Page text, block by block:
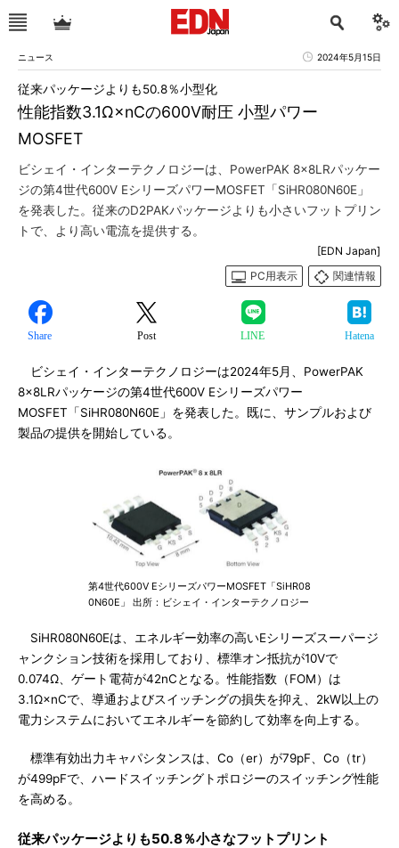
ニュース 2024年5月15日
性能指数3.1Ω×nCの600V耐圧 小型パワー
MOSFET
従来パッケージよりも50.8％小型化
ビシェイ・インターテクノロジーは、PowerPAK 8×8LRパッケー
ジの第4世代600V EシリーズパワーMOSFET「SiHR080N60E」
を発表した。従来のD2PAKパッケージよりも小さいフットプリン
トで、より高い電流を提供する。
[EDN Japan]
PC用表示
関連情報
Share Post LINE Hatena
ビシェイ・インターテクノロジーは2024年5月、PowerPAK
8×8LRパッケージの第4世代600V Eシリーズパワー
MOSFET「SiHR080N60E」を発表した。既に、サンプルおよび
製品の提供を開始している。
第4世代600V EシリーズパワーMOSFET「SiHR08
0N60E」 出所：ビシェイ・インターテクノロジー
SiHR080N60Eは、エネルギー効率の高いEシリーズスーパージ
ャンクション技術を採用しており、標準オン抵抗が10Vで
0.074Ω、ゲート電荷が42nCとなる。性能指数（FOM）は
3.1Ω×nCで、導通およびスイッチングの損失を抑え、2kW以上の
電力システムにおいてエネルギーを節約して効率を向上する。
標準有効出力キャパシタンスは、Co（er）が79pF、Co（tr）
が499pFで、ハードスイッチングトポロジーのスイッチング性能
を高める。
従来パッケージよりも50.8％小さなフットプリント